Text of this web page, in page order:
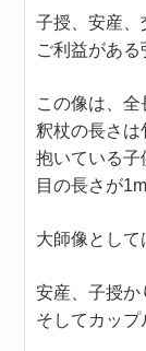
子授、安産、
ご利益がある
この像は、全
釈杖の長さは
抱いている子
目の長さが
大師像として
安産、子授か
そしてカップ